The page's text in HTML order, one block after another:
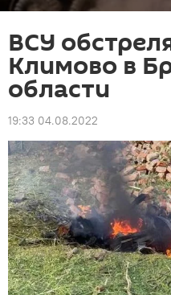
ВСУ
Климово в
области
19:33 04.08.2022